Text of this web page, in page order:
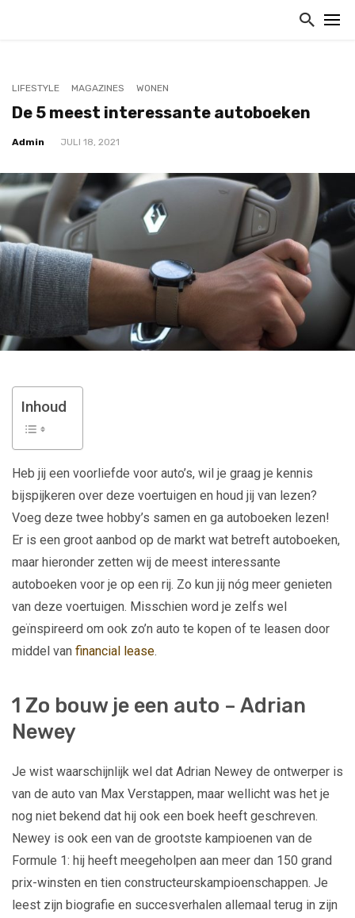
LIFESTYLE MAGAZINES WONEN
De 5 meest interessante autoboeken
Admin JULI 18, 2021
Inhoud
Heb jij een voorliefde voor auto’s, wil je graag je kennis
bijspijkeren over deze voertuigen en houd jij van lezen?
Voeg deze twee hobby’s samen en ga autoboeken lezen!
Er is een groot aanbod op de markt wat betreft autoboeken,
maar hieronder zetten wij de meest interessante
autoboeken voor je op een rij. Zo kun jij nóg meer genieten
van deze voertuigen. Misschien word je zelfs wel
geïnspireerd om ook zo’n auto te kopen of te leasen door
middel van financial lease.
1 Zo bouw je een auto – Adrian
Newey
Je wist waarschijnlijk wel dat Adrian Newey de ontwerper is
van de auto van Max Verstappen, maar wellicht was het je
nog niet bekend dat hij ook een boek heeft geschreven.
Newey is ook een van de grootste kampioenen van de
Formule 1: hij heeft meegeholpen aan meer dan 150 grand
prix-winsten en tien constructeurskampioenschappen. Je
leest zijn biografie en succesverhalen allemaal terug in zijn